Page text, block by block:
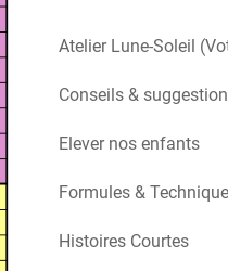
Atelier Lune-Soleil
Conseils &
Elever nos enfants
Formules &
Histoires Courtes